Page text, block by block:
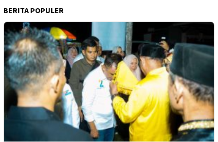
BERITA POPULER